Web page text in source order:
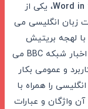
، یکی از
زبان انگلیسی می
لهجه بریتیش
آموزش داده می شود. این مجموعه برگرفته از اخبار شبکه BBC می
و عمومی بکار
را همراه با
واژگان و عبارات